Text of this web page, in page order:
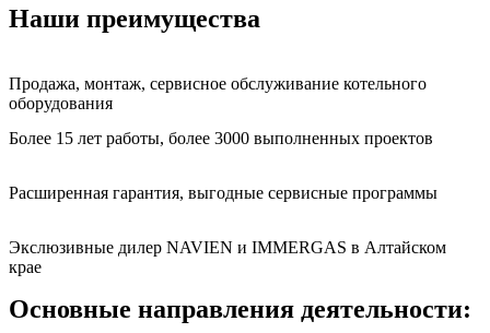
Наши преимущества
Продажа, монтаж, сервисное обслуживание котельного
оборудования
Более 15 лет работы, более 3000 выполненных проектов
Расширенная гарантия, выгодные сервисные программы
Экслюзивные дилер NAVIEN и IMMERGAS в Алтайском
крае
Основные направления деятельности: